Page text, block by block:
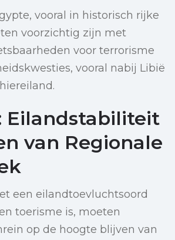
vooral in historisch rijke
voorzichtig zijn met
voor terrorisme
vooral nabij Libië
Eilandstabiliteit
van Regionale
een eilandtoevluchtsoord
toerisme is, moeten
op de hoogte blijven van